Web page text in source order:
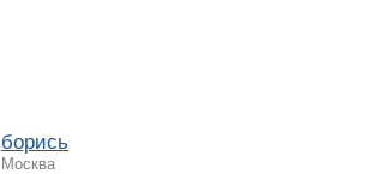
борись
Москва